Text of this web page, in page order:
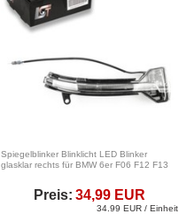
Spiegelblinker Blinklicht LED Blinker
glasklar rechts für BMW 6er F06 F12 F13
Preis: 34,99 EUR
34.99 EUR / Einheit